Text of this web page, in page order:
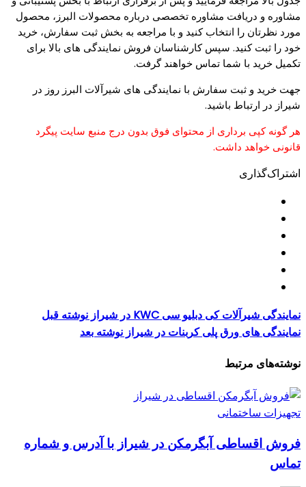
مشاوره و دریافت مشاوره تخصصی درباره محصولات البرز، محصول
مورد نظرتان را انتخاب کنید و با مراجعه به بخش ثبت سفارش، خرید
خود را ثبت کنید. سپس کارشناسان فروش نمایندگی های بالا برای
تکمیل خرید با شما تماس خواهند گرفت.
جهت خرید و ثبت سفارش با نمایندگی های شیرآلات البرز روز در
شیراز در ارتباط باشید.
هر گونه کپی برداری از محتوای فوق بدون درج منبع سایت پیگرد
قانونی خواهد داشت.
اشتراک‌گذاری
نمایندگی شیرآلات کی دبلیو سی KWC در شیراز
نوشته قبل
نمایندگی های ورق پلی کربنات در شیراز نوشته بعد
نوشته‌های مرتبط
تجهیزات ساختمانی
فروش اقساطی آبگرمکن در شیراز با آدرس و شماره
تماس